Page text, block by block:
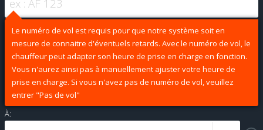
Le numéro de vol est requis pour que notre système soit en
mesure de connaitre d'éventuels retards. Avec le numéro de vol, le
chauffeur peut adapter son heure de prise en charge en fonction.
Vous n'aurez ainsi pas à manuellement ajuster votre heure de
prise en charge. Si vous n'avez pas de numéro de vol, veuillez
entrer "Pas de vol"
À: